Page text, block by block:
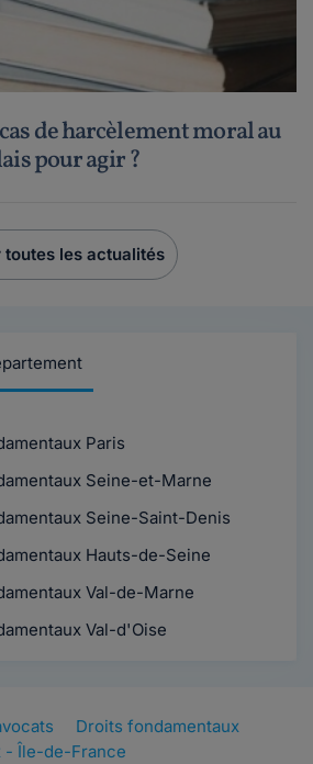
de harcèlement moral au
pour agir ?
toutes les actualités
Paris
Seine-et-Marne
Seine-Saint-Denis
Hauts-de-Seine
Val-de-Marne
Val-d'Oise
Droits fondamentaux
- Île-de-France